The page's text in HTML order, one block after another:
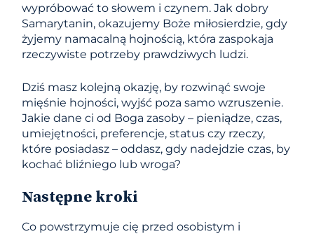
wypróbować to słowem i czynem. Jak dobry
Samarytanin, okazujemy Boże miłosierdzie, gdy
żyjemy namacalną hojnością, która zaspokaja
rzeczywiste potrzeby prawdziwych ludzi.
Dziś masz kolejną okazję, by rozwinąć swoje
mięśnie hojności, wyjść poza samo wzruszenie.
Jakie dane ci od Boga zasoby – pieniądze, czas,
umiejętności, preferencje, status czy rzeczy,
które posiadasz – oddasz, gdy nadejdzie czas, by
kochać bliźniego lub wroga?
Następne kroki
Co powstrzymuje cię przed osobistym i